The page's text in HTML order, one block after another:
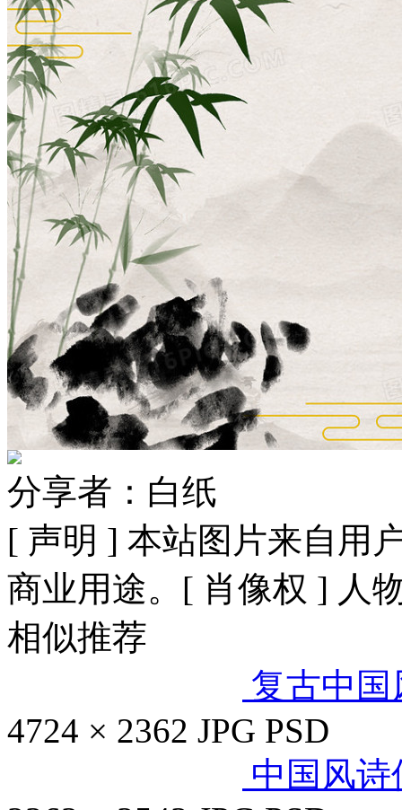
分享者：白纸
[ 声明 ] 本站图片来自用
商业用途。[ 肖像权 ] 人
相似推荐
复古中
4724 × 2362 JPG PSD
中国风